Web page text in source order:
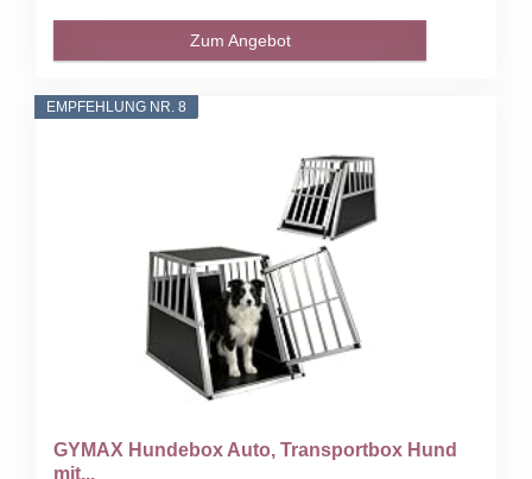
Zum Angebot
EMPFEHLUNG NR. 8
GYMAX Hundebox Auto, Transportbox Hund
mit...